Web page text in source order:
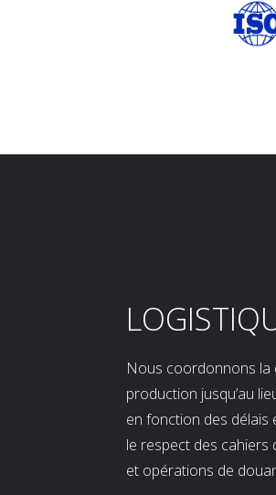
Nous coordonnons la
production jusqu’au
en fonction des délais
le respect des cahiers
et opérations de